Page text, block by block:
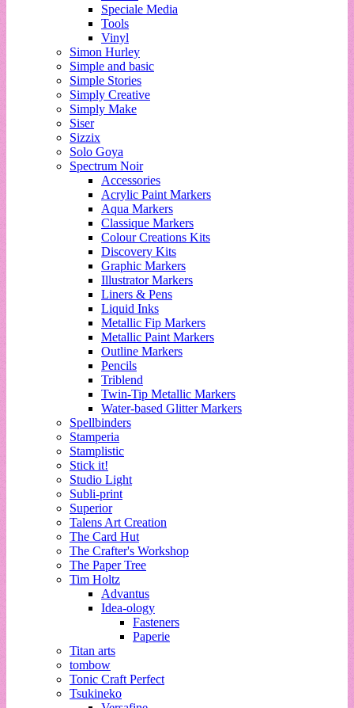
Speciale Media
Tools
Vinyl
Simon Hurley
Simple and basic
Simple Stories
Simply Creative
Simply Make
Siser
Sizzix
Solo Goya
Spectrum Noir
Accessories
Acrylic Paint Markers
Aqua Markers
Classique Markers
Colour Creations Kits
Discovery Kits
Graphic Markers
Illustrator Markers
Liners & Pens
Liquid Inks
Metallic Fip Markers
Metallic Paint Markers
Outline Markers
Pencils
Triblend
Twin-Tip Metallic Markers
Water-based Glitter Markers
Spellbinders
Stamperia
Stamplistic
Stick it!
Studio Light
Subli-print
Superior
Talens Art Creation
The Card Hut
The Crafter's Workshop
The Paper Tree
Tim Holtz
Advantus
Idea-ology
Fasteners
Paperie
Titan arts
tombow
Tonic Craft Perfect
Tsukineko